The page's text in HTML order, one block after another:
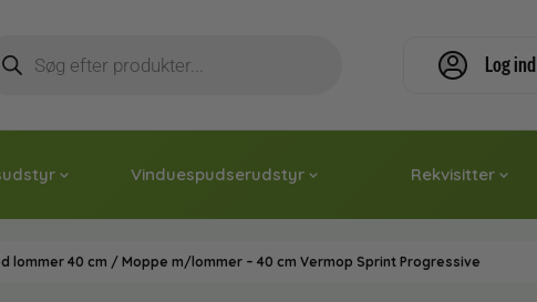
Log ind
Vinduespudserudstyr Rekvisitter
lommer 40 cm / Moppe m/lommer – 40 cm Vermop Sprint Progressive